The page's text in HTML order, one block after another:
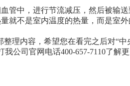
管中，进行节流减压，然后被输送
就不是室内温度的热量，而是室
理内容，希望您在看完之后对“
公司官网电话400-657-7110了解更